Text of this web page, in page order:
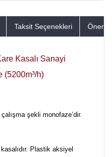
Taksit Seçenekleri
Kasalı Sanayi
(5200m³/h)
şekli monofaze’dir.
Plastik aksiyel